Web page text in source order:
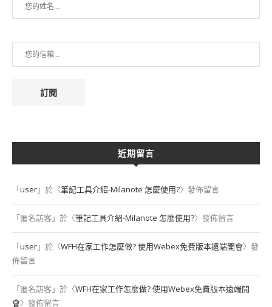
訂閱
近期留言
「user」於〈筆記工具介紹-Milanote 怎麼使用?〉發佈留言
「匿名訪客」於〈筆記工具介紹-Milanote 怎麼使用?〉發佈留言
「user」於〈WFH在家工作怎麼做? 使用Webex免費版本遠端開會〉發
佈留言
「匿名訪客」於〈WFH在家工作怎麼做? 使用Webex免費版本遠端開
會〉發佈留言